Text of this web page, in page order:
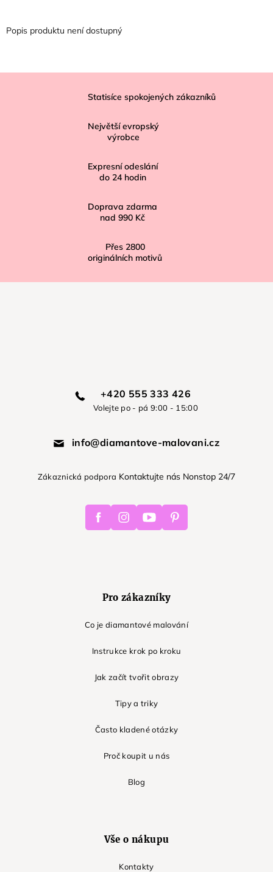
Popis produktu není dostupný
Statisíce spokojených zákazníků
Největší evropský
výrobce
Expresní odeslání
do 24 hodin
Doprava zdarma
nad 990 Kč
Přes 2800
originálních motivů
+420 555 333 426
Volejte po - pá 9:00 - 15:00
info@diamantove-malovani.cz
Zákaznická podpora Kontaktujte nás Nonstop 24/7
FacebookInstagramYoutube Pinterest
Pro zákazníky
Co je diamantové malování
Instrukce krok po kroku
Jak začít tvořit obrazy
Tipy a triky
Často kladené otázky
Proč koupit u nás
Blog
Vše o nákupu
Kontakty